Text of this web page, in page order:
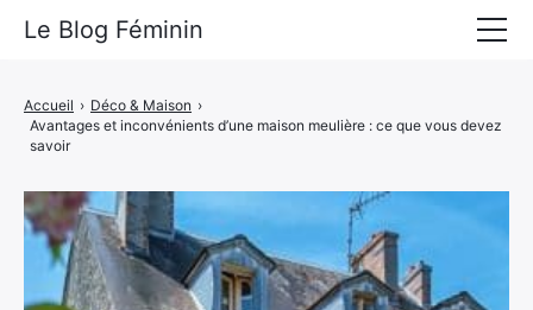
Accueil › Déco & Maison ›
Avantages et inconvénients d’une maison meulière : ce que vous devez
savoir
Le Blog Féminin
Alimentation
Mode
Beauté
Bien-être